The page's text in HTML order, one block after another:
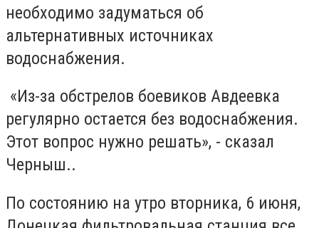
необходимо задуматься об
альтернативных источниках
водоснабжения.
«Из-за обстрелов боевиков Авдеевка
регулярно остается без водоснабжения.
Этот вопрос нужно решать», - сказал
Черныш..
По состоянию на утро вторника, 6 июня,